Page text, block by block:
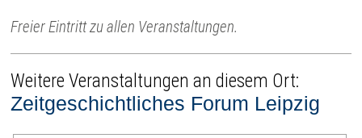
Freier Eintritt zu allen Veranstaltungen.
Weitere Veranstaltungen an diesem Ort:
Zeitgeschichtliches Forum Leipzig